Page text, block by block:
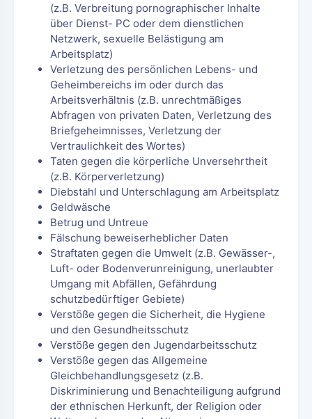
(z.B. Verbreitung pornographischer Inhalte
über Dienst- PC oder dem dienstlichen
Netzwerk, sexuelle Belästigung am
Arbeitsplatz)
Verletzung des persönlichen Lebens- und
Geheimbereichs im oder durch das
Arbeitsverhältnis (z.B. unrechtmäßiges
Abfragen von privaten Daten, Verletzung des
Briefgeheimnisses, Verletzung der
Vertraulichkeit des Wortes)
Taten gegen die körperliche Unversehrtheit
(z.B. Körperverletzung)
Diebstahl und Unterschlagung am Arbeitsplatz
Geldwäsche
Betrug und Untreue
Fälschung beweiserheblicher Daten
Straftaten gegen die Umwelt (z.B. Gewässer-,
Luft- oder Bodenverunreinigung, unerlaubter
Umgang mit Abfällen, Gefährdung
schutzbedürftiger Gebiete)
Verstöße gegen die Sicherheit, die Hygiene
und den Gesundheitsschutz
Verstöße gegen den Jugendarbeitsschutz
Verstöße gegen das Allgemeine
Gleichbehandlungsgesetz (z.B.
Diskriminierung und Benachteiligung aufgrund
der ethnischen Herkunft, der Religion oder